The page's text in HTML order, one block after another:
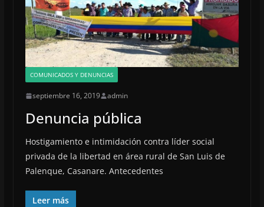
COMUNICADOS Y DENUNCIAS
septiembre 16, 2019 admin
Denuncia pública
Hostigamiento e intimidación contra líder social
privada de la libertad en área rural de San Luis de
Palenque, Casanare. Antecedentes
Leer más